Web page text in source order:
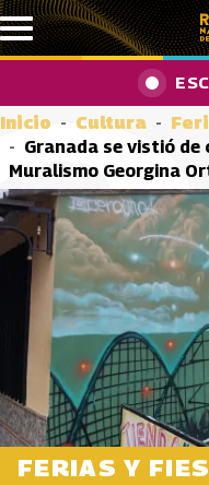
Pasar al contenido principal
Inicio Cultura
Granada se vistió
Muralismo Georgina
FERIAS Y